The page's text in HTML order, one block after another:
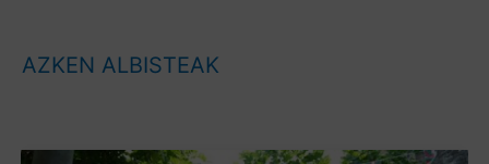
AZKEN ALBISTEAK